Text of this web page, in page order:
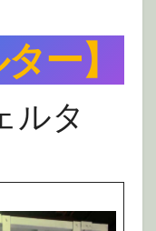
ー】
ルタ